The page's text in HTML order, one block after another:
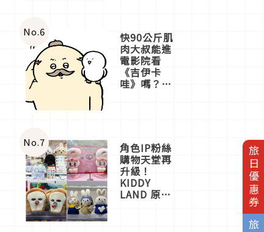
旅日優惠券
No.6 快90公斤肌
肉大叔能進
電影院看
《吉伊卡
哇》嗎？日
一同給出了
答案
No.7 角色IP粉絲
購物天堂再
升級！
KIDDY
LAND 原宿